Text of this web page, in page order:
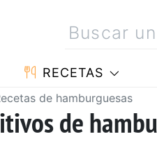
RECETAS
de hamburguesas
de